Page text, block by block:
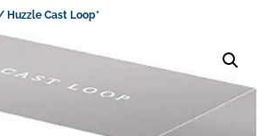
Huzzle Cast Loop*